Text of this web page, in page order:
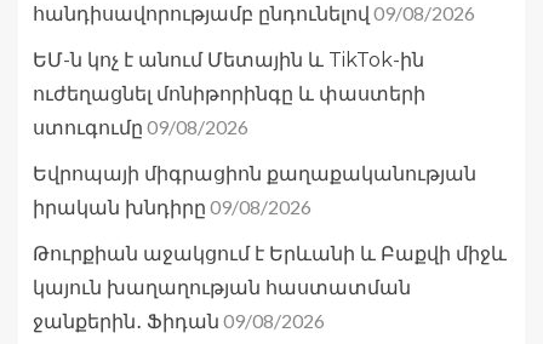
հանդիսավորությամբ ընդունելով 09/08/2026
ԵՄ-ն կոչ է անում Մետային և TikTok-ին
ուժեղացնել մոնիթորինգը և փաստերի
ստուգումը 09/08/2026
Եվրոպայի միգրացիոն քաղաքականության
իրական խնդիրը 09/08/2026
Թուրքիան աջակցում է Երևանի և Բաքվի միջև
կայուն խաղաղության հաստատման
ջանքերին․ Ֆիդան 09/08/2026